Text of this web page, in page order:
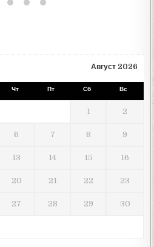
Август 2026
Чт Пт Сб Вс
1 2
6 7 8 9
13 14 15 16
20 21 22 23
27 28 29 30